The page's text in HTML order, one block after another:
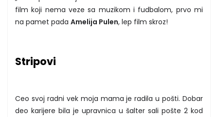
film koji nema veze sa muzikom i fudbalom, prvo mi
na pamet pada Amelija Pulen, lep film skroz!
Stripovi
Ceo svoj radni vek moja mama je radila u pošti. Dobar
deo karijere bila je upravnica u šalter sali pošte 2 kod